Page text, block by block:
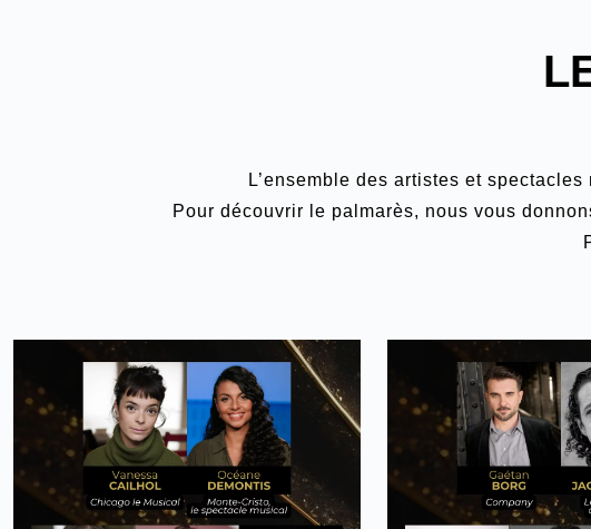
L’ensemble des artistes et
Pour découvrir le palmarès, nous vous